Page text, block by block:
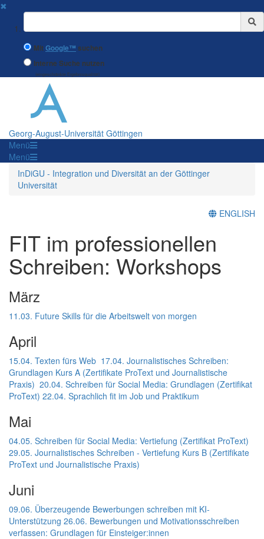
✖
Suchbegriff
MitGoogle™ suchen
Interne Suche nutzen
(eingeschränkte Ergebnisqualität)
Georg-August-Universität Göttingen
Menü
Menü
InDiGU - Integration und Diversität an der Göttinger
Universität
ENGLISH
FIT im professionellen
Schreiben: Workshops
März
11.03. Future Skills für die Arbeitswelt von morgen
April
15.04. Texten fürs Web 17.04. Journalistisches Schreiben:
Grundlagen Kurs A (Zertifikate ProText und Journalistische
Praxis) 20.04. Schreiben für Social Media: Grundlagen (Zertifikat
ProText) 22.04. Sprachlich fit im Job und Praktikum
Mai
04.05. Schreiben für Social Media: Vertiefung (Zertifikat ProText)
29.05. Journalistisches Schreiben - Vertiefung Kurs B (Zertifikate
ProText und Journalistische Praxis)
Juni
09.06. Überzeugende Bewerbungen schreiben mit KI-
Unterstützung 26.06. Bewerbungen und Motivationsschreiben
verfassen: Grundlagen für Einsteiger:innen